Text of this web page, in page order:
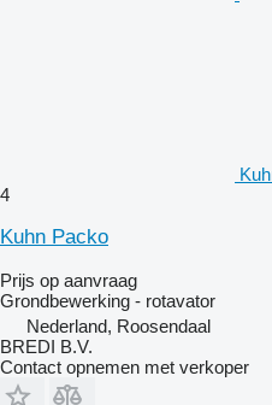
4
Kuhn Packo
Prijs op aanvraag
Grondbewerking - rotavator
Nederland, Roosendaal
BREDI B.V.
Contact opnemen met verkoper